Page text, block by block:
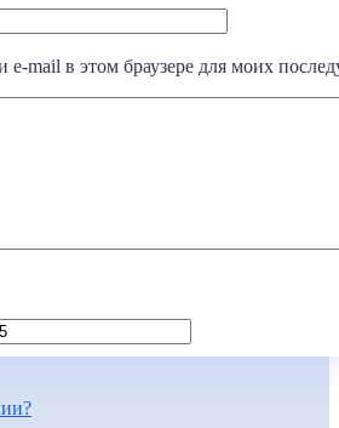
e-mail в этом браузере для моих